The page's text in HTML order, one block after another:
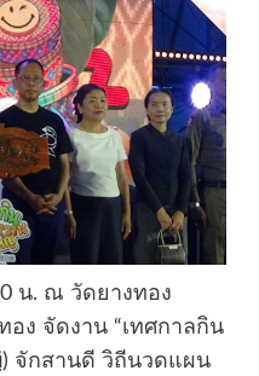
น. ณ วัดยางทอง
อง จัดงาน “เทศกาลกิน
จักสานดี วิถีนวดแผน